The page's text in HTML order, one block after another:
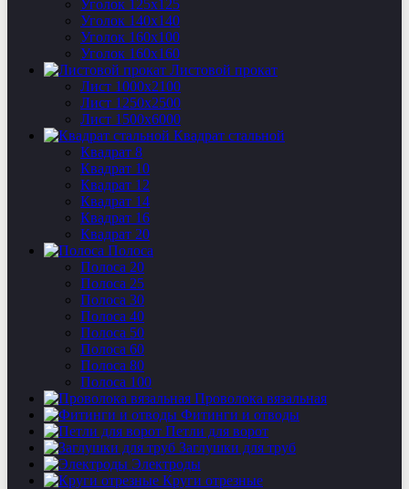
Уголок 125х125
Уголок 140х140
Уголок 160х100
Уголок 160х160
Листовой прокат
Лист 1000х2100
Лист 1250х2500
Лист 1500х6000
Квадрат стальной
Квадрат 8
Квадрат 10
Квадрат 12
Квадрат 14
Квадрат 16
Квадрат 20
Полоса
Полоса 20
Полоса 25
Полоса 30
Полоса 40
Полоса 50
Полоса 60
Полоса 80
Полоса 100
Проволока вязальная
Фитинги и отводы
Петли для ворот
Заглушки для труб
Электроды
Круги отрезные